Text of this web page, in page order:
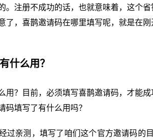
。注册不成功的话，也就意味着，这个
了，喜鹊邀请码在哪里填写呢，就是在
什么用？
用？目前，必须填写喜鹊邀请码，才能
码填写了有什么用吗？
过亲测，填写了咱们这个官方邀请码的